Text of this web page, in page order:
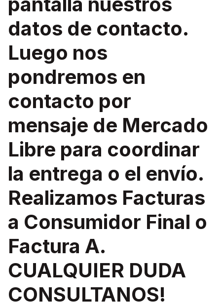
datos de contacto.
Luego nos
pondremos en
contacto por
mensaje de Mercado
Libre para coordinar
la entrega o el envío.
Realizamos Facturas
a Consumidor Final o
Factura A.
CUALQUIER DUDA
CONSULTANOS!